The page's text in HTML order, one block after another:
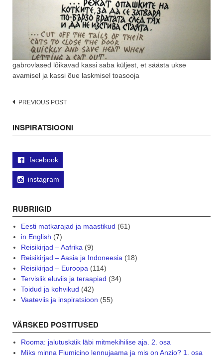
gabrovlased lõikavad kassi saba küljest, et säästa ukse
avamisel ja kassi õue laskmisel toasooja
Post
PREVIOUS POST
INSPIRATSIOONI
facebook
instagram
RUBRIIGID
Eesti matkarajad ja maastikud (61)
in English (7)
Reisikirjad – Aafrika (9)
Reisikirjad – Aasia ja Indoneesia (18)
Reisikirjad – Euroopa (114)
Tervislik eluviis ja teraapiad (34)
Toidud ja kohvikud (42)
Vaateviis ja inspiratsioon (55)
VÄRSKED POSTITUSED
Rooma: jalutuskäik läbi mitmekihilise aja. 2. osa
Miks minna Fiumicino lennujaama ja mis on Anzio? 1. osa